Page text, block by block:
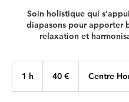
Soin holistique qui
diapasons pour apporter
relaxation et
1 h 40 € Centre